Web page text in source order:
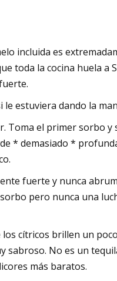
incluida es
toda la cocina huela
le estuviera dando la
Toma el primer sorbo
* demasiado *
fuerte y nunca
pero nunca una
cítricos brillen un
sabroso. No es un
más baratos.